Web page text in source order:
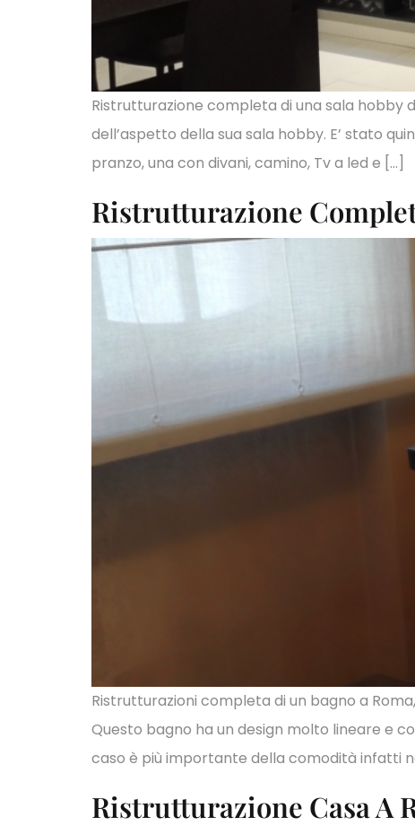
Ristrutturazione completa di una sala hobby
dell’aspetto della sua sala hobby. E’ stato
pranzo, una con divani, camino, Tv a led e […]
Ristrutturazione
Ristrutturazioni completa di un bagno a
Questo bagno ha un design molto lineare e
caso è più importante della comodità infatti
Ristrutturazione Casa A